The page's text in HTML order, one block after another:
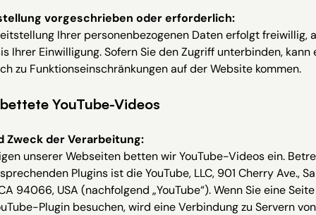
vorgeschrieben oder erforderlich:
Ihrer personenbezogenen Daten erfolgt freiwillig,
Ihrer Einwilligung. Sofern Sie den Zugriff unterbinden, kann
zu Funktionseinschränkungen auf der Website kommen.
YouTube-Videos
Zweck der Verarbeitung:
unserer Webseiten betten wir YouTube-Videos ein.
Plugins ist die YouTube, LLC, 901 Cherry Ave.,
94066, USA (nachfolgend „YouTube“). Wenn Sie eine
Plugin besuchen, wird eine Verbindung zu Servern von